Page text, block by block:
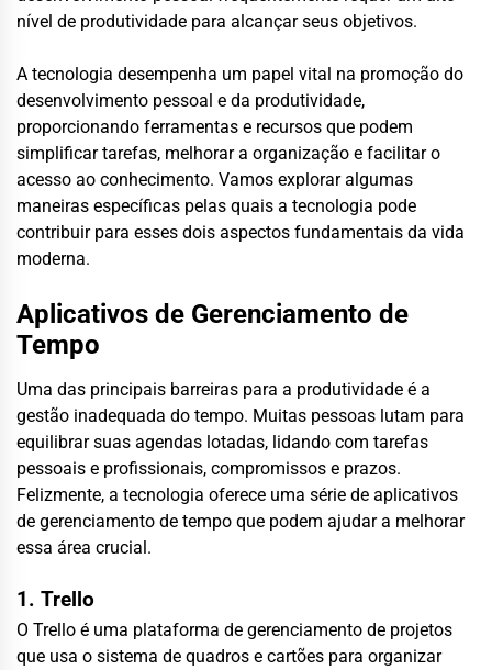
nível de produtividade para alcançar seus objetivos.
A tecnologia desempenha um papel vital na promoção do
desenvolvimento pessoal e da produtividade,
proporcionando ferramentas e recursos que podem
simplificar tarefas, melhorar a organização e facilitar o
acesso ao conhecimento. Vamos explorar algumas
maneiras específicas pelas quais a tecnologia pode
contribuir para esses dois aspectos fundamentais da vida
moderna.
Aplicativos de Gerenciamento de
Tempo
Uma das principais barreiras para a produtividade é a
gestão inadequada do tempo. Muitas pessoas lutam para
equilibrar suas agendas lotadas, lidando com tarefas
pessoais e profissionais, compromissos e prazos.
Felizmente, a tecnologia oferece uma série de aplicativos
de gerenciamento de tempo que podem ajudar a melhorar
essa área crucial.
1. Trello
O Trello é uma plataforma de gerenciamento de projetos
que usa o sistema de quadros e cartões para organizar